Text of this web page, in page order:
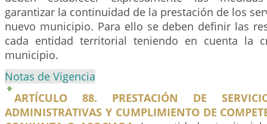
garantizar la continuidad de la prestación de los
nuevo municipio. Para ello se deben definir las
cada entidad territorial teniendo en cuenta la
municipio.
Notas de Vigencia
ARTÍCULO 88. PRESTACIÓN DE
ADMINISTRATIVAS Y CUMPLIMIENTO DE